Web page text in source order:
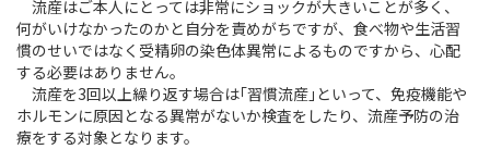
流産はご本人にとっては非常にショックが大きいことが多く、
何がいけなかったのかと自分を責めがちですが、食べ物や生活習
慣のせいではなく受精卵の染色体異常によるものですから、心配
する必要はありません。
流産を3回以上繰り返す場合は｢習慣流産｣といって、免疫機能や
ホルモンに原因となる異常がないか検査をしたり、流産予防の治
療をする対象となります。